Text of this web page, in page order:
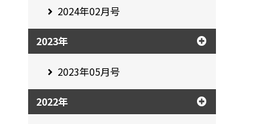
2024年02月号
2023年
2023年05月号
2022年